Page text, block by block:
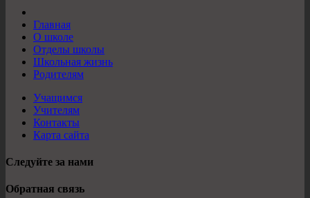
Главная
О школе
Отделы школы
Школьная жизнь
Родителям
Учащимся
Учителям
Контакты
Карта сайта
Следуйте за нами
Обратная связь